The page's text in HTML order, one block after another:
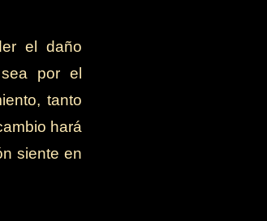
el daño
por el
tanto
hará
siente en